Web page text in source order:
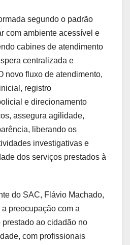
segundo o padrão
com ambiente acessível e
cabines de atendimento
centralizada e
novo fluxo de atendimento,
registro
e direcionamento
assegura agilidade,
liberando os
investigativas e
dos serviços prestados à
do SAC, Flávio Machado,
preocupação com a
ao cidadão no
com profissionais